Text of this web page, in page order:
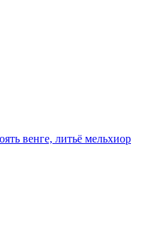
венге, литьё мельхиор